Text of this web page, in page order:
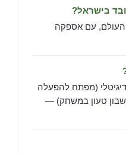
העולם, עם אספקה
(מפתח להפעלה
טעון במשחק) —